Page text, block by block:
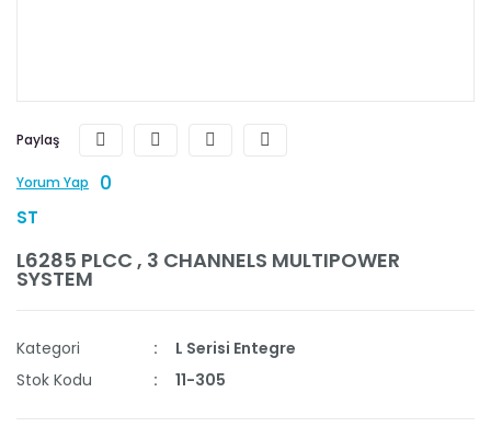
Paylaş
Yorum Yap 0
ST
L6285 PLCC , 3 CHANNELS MULTIPOWER
SYSTEM
Kategori
L Serisi Entegre
Stok Kodu
11-305